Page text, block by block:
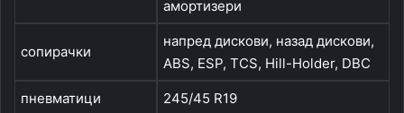
амортизери
сопирачки
напред дискови, назад дискови,
ABS, ESP, TCS, Hill-Holder, DBC
пневматици 245/45 R19